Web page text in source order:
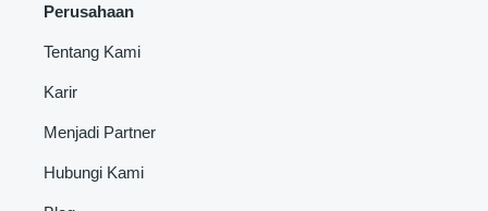
Perusahaan
Tentang Kami
Karir
Menjadi Partner
Hubungi Kami